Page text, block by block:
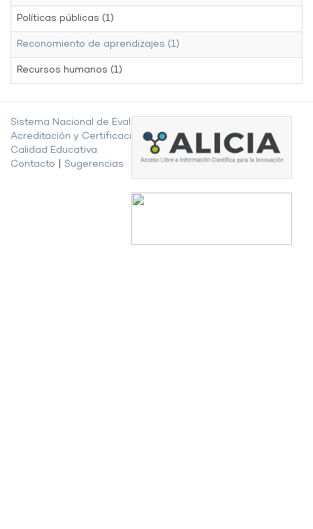
Políticas públicas (1)
Reconomiento de aprendizajes (1)
Recursos humanos (1)
Sistema Nacional de Evaluación,
Acreditación y Certificación de la
Calidad Educativa
Contacto
Sugerencias